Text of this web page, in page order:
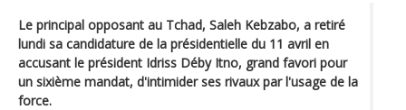
Le principal opposant au Tchad, Saleh Kebzabo, a retiré
lundi sa candidature de la présidentielle du 11 avril en
accusant le président Idriss Déby Itno, grand favori pour
un sixième mandat, d'intimider ses rivaux par l'usage de la
force.